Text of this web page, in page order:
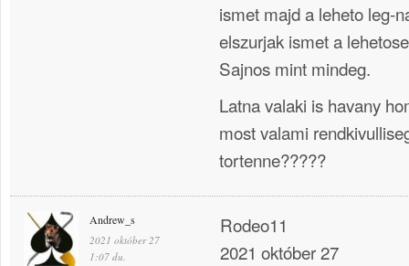
ismet majd a leheto leg-
elszurjak ismet a
Sajnos mint mindeg.
Latna valaki is havany
most valami
tortenne?????
Andrew_s
2021 október 27
1:07 du.
Rodeo11
2021 október 27